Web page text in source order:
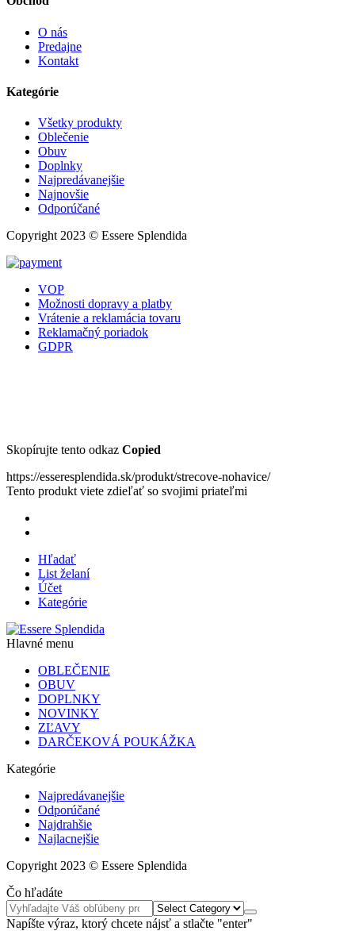
O nás
Predajne
Kontakt
Kategórie
Všetky produkty
Oblečenie
Obuv
Doplnky
Najpredávanejšie
Najnovšie
Odporúčané
Copyright 2023 © Essere Splendida
VOP
Možnosti dopravy a platby
Vrátenie a reklamácia tovaru
Reklamačný poriadok
GDPR
Skopírujte tento odkaz Copied
https://esseresplendida.sk/produkt/strecove-nohavice/
Tento produkt viete zdieľať so svojimi priateľmi
Hľadať
List želaní
Účet
Kategórie
Hlavné menu
OBLEČENIE
OBUV
DOPLNKY
NOVINKY
ZĽAVY
DARČEKOVÁ POUKÁŽKA
Kategórie
Najpredávanejšie
Odporúčané
Najdrahšie
Najlacnejšie
Copyright 2023 © Essere Splendida
Čo hľadáte
Napíšte výraz, ktorý chcete nájsť a stlačte "enter"